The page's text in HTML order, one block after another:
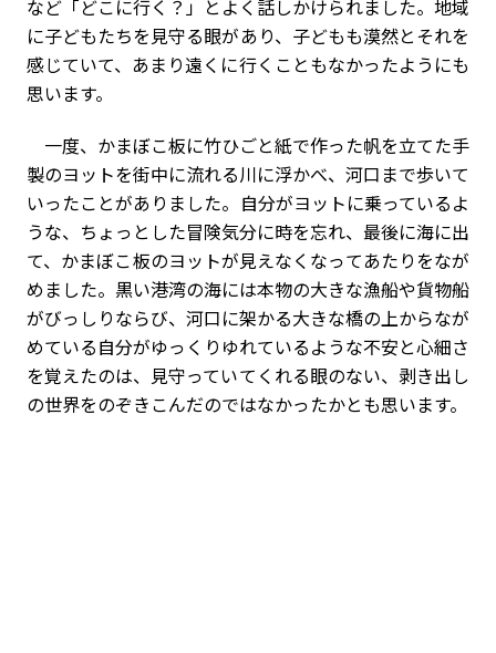
など「どこに行く？」とよく話しかけられました。地域
に子どもたちを見守る眼があり、子どもも漠然とそれを
感じていて、あまり遠くに行くこともなかったようにも
思います。
一度、かまぼこ板に竹ひごと紙で作った帆を立てた手
製のヨットを街中に流れる川に浮かべ、河口まで歩いて
いったことがありました。自分がヨットに乗っているよ
うな、ちょっとした冒険気分に時を忘れ、最後に海に出
て、かまぼこ板のヨットが見えなくなってあたりをなが
めました。黒い港湾の海には本物の大きな漁船や貨物船
がびっしりならび、河口に架かる大きな橋の上からなが
めている自分がゆっくりゆれているような不安と心細さ
を覚えたのは、見守っていてくれる眼のない、剥き出し
の世界をのぞきこんだのではなかったかとも思います。